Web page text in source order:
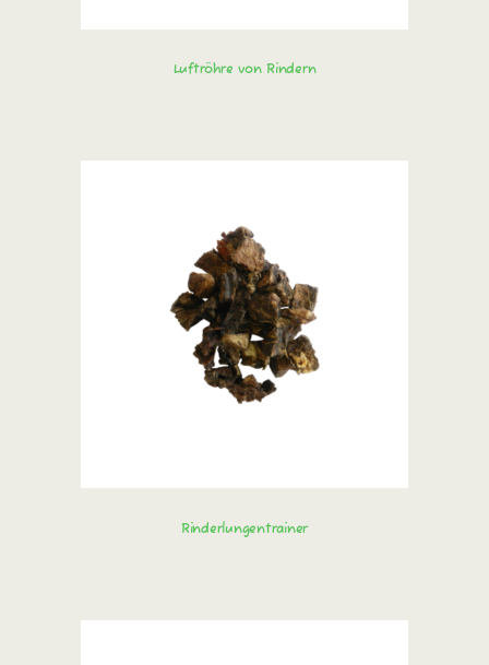
Luftröhre von Rindern
Rinderlungentrainer